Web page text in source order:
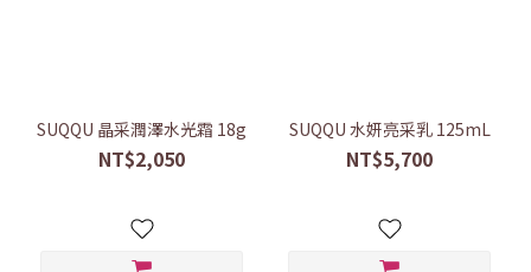
SUQQU 晶采潤澤水光霜 18g
NT$2,050
SUQQU 水妍亮采乳 125mL
NT$5,700